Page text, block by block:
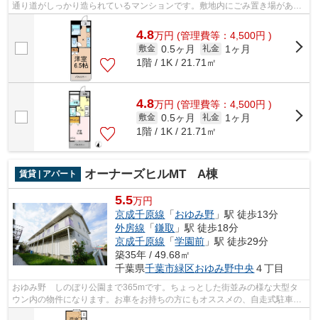
通り道がしっかり造られているマンションです。敷地内にごみ置き場がある
マンションです。入居の当日からインタ...
4.8万円 (管理費等：4,500円 )
敷金 0.5ヶ月 礼金
1ヶ月
1階 / 1K / 21.71㎡
4.8万円 (管理費等：4,500円 )
敷金 0.5ヶ月 礼金
1ヶ月
1階 / 1K / 21.71㎡
賃貸 | アパート オーナーズヒルMT A棟
5.5万円
京成千原線 「おゆみ野 」駅 徒歩13分
外房線 「鎌取 」駅 徒歩18分
京成千原線 「学園前 」駅 徒歩29分
築35年 / 49.68㎡
千葉県千葉市緑区おゆみ野中央 ４丁目
おゆみ野 しのぼり公園まで365mです。ちょっとした街並みの様な大型タ
ウン内の物件になります。お車をお持ちの方にもオススメの、自走式駐車場
を利用できる物件です。株式会社ネイテ...